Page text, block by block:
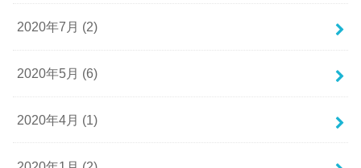
2020年7月 (2)
2020年5月 (6)
2020年4月 (1)